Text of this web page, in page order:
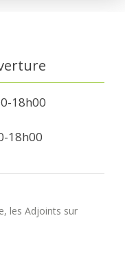
18h00
18h00
les Adjoints sur